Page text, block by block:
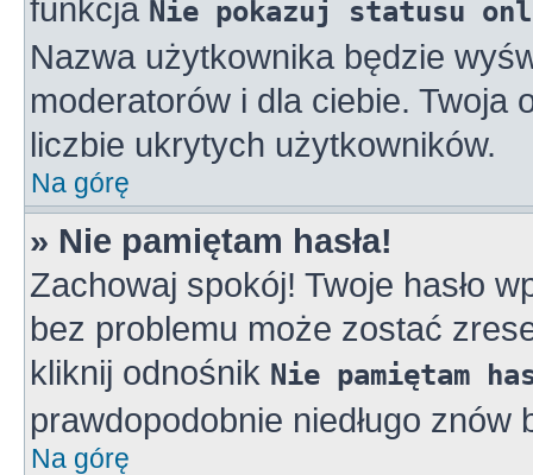
funkcja Nie pokazuj statusu
Nazwa użytkownika będzie
moderatorów i dla ciebie. Twoja
liczbie ukrytych użytkowników.
Na górę
» Nie pamiętam hasła!
Zachowaj spokój! Twoje hasło
bez problemu może zostać
kliknij odnośnik Nie pamiętam
prawdopodobnie niedługo
Na górę